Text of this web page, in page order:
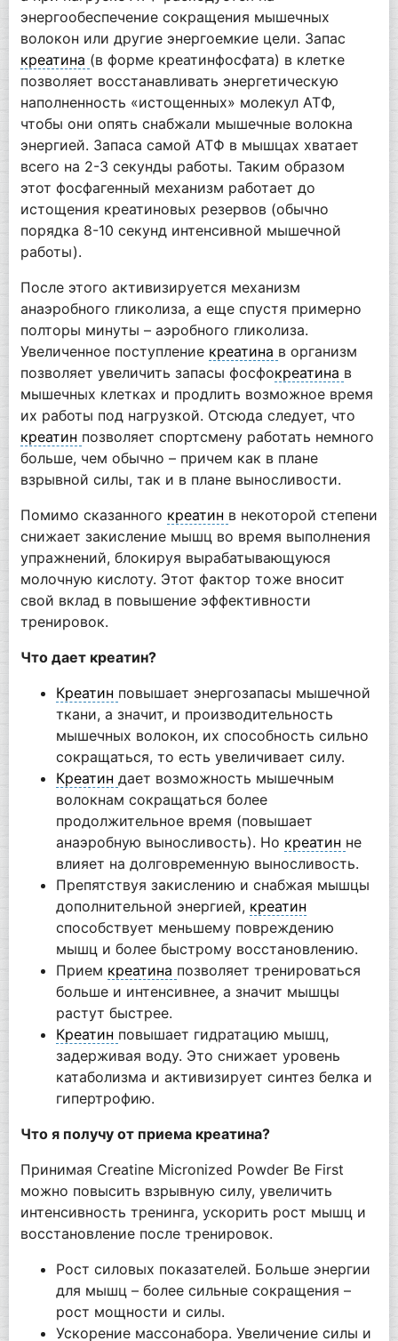
энергообеспечение сокращения мышечных
волокон или другие энергоемкие цели. Запас
креатина (в форме креатинфосфата) в клетке
позволяет восстанавливать энергетическую
наполненность «истощенных» молекул АТФ,
чтобы они опять снабжали мышечные волокна
энергией. Запаса самой АТФ в мышцах хватает
всего на 2-3 секунды работы. Таким образом
этот фосфагенный механизм работает до
истощения креатиновых резервов (обычно
порядка 8-10 секунд интенсивной мышечной
работы).
После этого активизируется механизм
анаэробного гликолиза, а еще спустя примерно
полторы минуты – аэробного гликолиза.
Увеличенное поступление креатина в организм
позволяет увеличить запасы фосфокреатина в
мышечных клетках и продлить возможное время
их работы под нагрузкой. Отсюда следует, что
креатин позволяет спортсмену работать немного
больше, чем обычно – причем как в плане
взрывной силы, так и в плане выносливости.
Помимо сказанного креатин в некоторой степени
снижает закисление мышц во время выполнения
упражнений, блокируя вырабатывающуюся
молочную кислоту. Этот фактор тоже вносит
свой вклад в повышение эффективности
тренировок.
Что дает креатин?
Креатин повышает энергозапасы мышечной
ткани, а значит, и производительность
мышечных волокон, их способность сильно
сокращаться, то есть увеличивает силу.
Креатин дает возможность мышечным
волокнам сокращаться более
продолжительное время (повышает
анаэробную выносливость). Но креатин не
влияет на долговременную выносливость.
Препятствуя закислению и снабжая мышцы
дополнительной энергией, креатин
способствует меньшему повреждению
мышц и более быстрому восстановлению.
Прием креатина позволяет тренироваться
больше и интенсивнее, а значит мышцы
растут быстрее.
Креатин повышает гидратацию мышц,
задерживая воду. Это снижает уровень
катаболизма и активизирует синтез белка и
гипертрофию.
Что я получу от приема креатина?
Принимая Creatine Micronized Powder Be First
можно повысить взрывную силу, увеличить
интенсивность тренинга, ускорить рост мышц и
восстановление после тренировок.
Рост силовых показателей. Больше энергии
для мышц – более сильные сокращения –
рост мощности и силы.
Ускорение массонабора. Увеличение силы и